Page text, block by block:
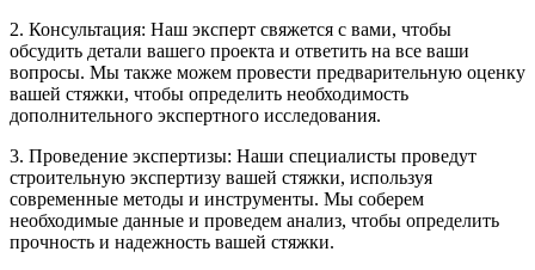
2. Консультация: Наш эксперт свяжется с вами, чтобы
обсудить детали вашего проекта и ответить на все ваши
вопросы. Мы также можем провести предварительную оценку
вашей стяжки, чтобы определить необходимость
дополнительного экспертного исследования.
3. Проведение экспертизы: Наши специалисты проведут
строительную экспертизу вашей стяжки, используя
современные методы и инструменты. Мы соберем
необходимые данные и проведем анализ, чтобы определить
прочность и надежность вашей стяжки.